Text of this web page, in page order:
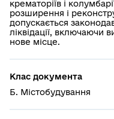
крематоріїв і
розширення і
допускається
ліквідації, включаючи
нове місце.
Клас документа
Б. Містобудування